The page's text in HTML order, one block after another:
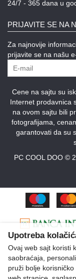
24/7 - 365 dana u
PRIJAVITE SE NA
Za najnovije
prijavite se na našu
Cene na sajtu su
Internet prodavnica
na ovom sajtu bili
fotografijama,
garantovati da su
PC COOL DOO ©
Upotreba
Ovaj web sajt koristi
saobraćaja,
pruži bolje